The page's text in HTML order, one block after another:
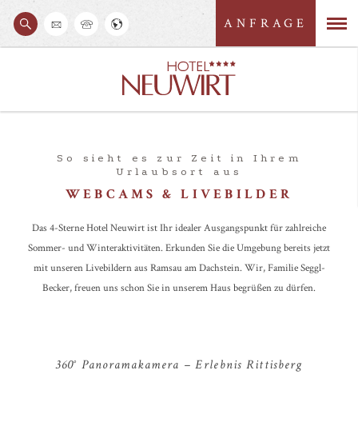
S
u
c
h
e
ANFRAGE
M
e
So sieht es zur Zeit in Ihrem
Urlaubsort aus
WEBCAMS & LIVEBILDER
Das 4-Sterne Hotel Neuwirt ist Ihr idealer Ausgangspunkt für zahlreiche
Sommer- und Winteraktivitäten. Erkunden Sie die Umgebung bereits jetzt
mit unseren Livebildern aus Ramsau am Dachstein. Wir, Familie Seggl-
Becker, freuen uns schon Sie in unserem Haus begrüßen zu dürfen.
360° Panoramakamera – Erlebnis Rittisberg